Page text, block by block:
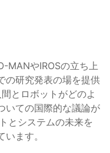
MANやIROSの立ち上
の研究発表の場を提供
とロボットがどのよ
いての国際的な議論が
とシステムの未来を
ます。